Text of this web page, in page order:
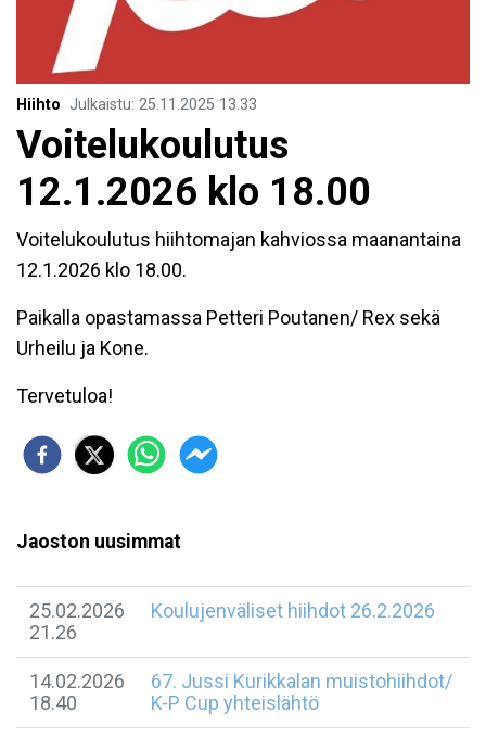
Hiihto Julkaistu: 25.11.2025 13.33
Voitelukoulutus
12.1.2026 klo 18.00
Voitelukoulutus hiihtomajan kahviossa maanantaina
12.1.2026 klo 18.00.
Paikalla opastamassa Petteri Poutanen/ Rex sekä
Urheilu ja Kone.
Tervetuloa!
Jaoston uusimmat
25.02.2026
21.26
Koulujenväliset hiihdot 26.2.2026
14.02.2026
18.40
67. Jussi Kurikkalan muistohiihdot/
K-P Cup yhteislähtö